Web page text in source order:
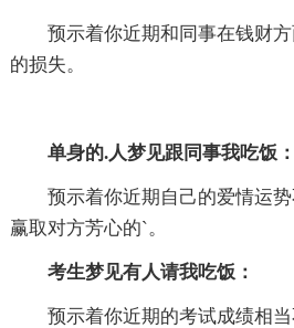
预示着你近期和同事在钱财
的损失。
单身的.人梦见跟同事我吃饭：
预示着你近期自己的爱情运
赢取对方芳心的`。
考生梦见有人请我吃饭：
预示着你近期的考试成绩相当